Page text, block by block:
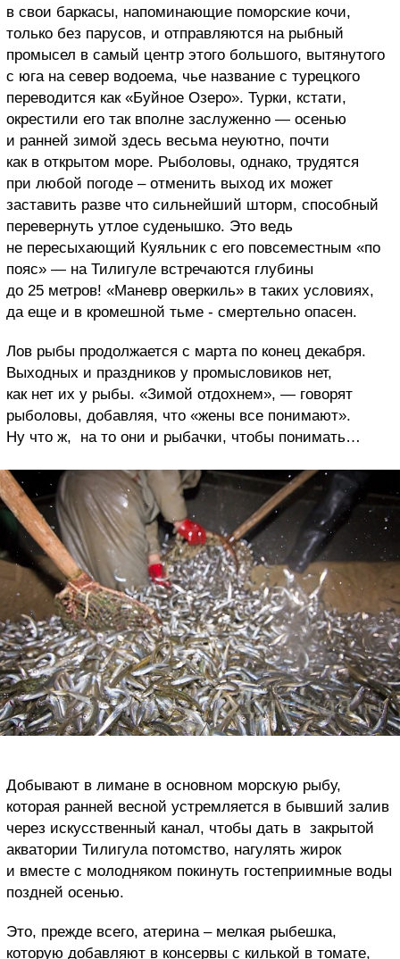
в свои баркасы, напоминающие поморские кочи,
только без парусов, и отправляются на рыбный
промысел в самый центр этого большого, вытянутого
с юга на север водоема, чье название с турецкого
переводится как «Буйное Озеро». Турки, кстати,
окрестили его так вполне заслуженно — осенью
и ранней зимой здесь весьма неуютно, почти
как в открытом море. Рыболовы, однако, трудятся
при любой погоде – отменить выход их может
заставить разве что сильнейший шторм, способный
перевернуть утлое суденышко. Это ведь
не пересыхающий Куяльник с его повсеместным «по
пояс» — на Тилигуле встречаются глубины
до 25 метров! «Маневр оверкиль» в таких условиях,
да еще и в кромешной тьме - смертельно опасен.
Лов рыбы продолжается с марта по конец декабря.
Выходных и праздников у промысловиков нет,
как нет их у рыбы. «Зимой отдохнем», — говорят
рыболовы, добавляя, что «жены все понимают».
Ну что ж, на то они и рыбачки, чтобы понимать…
Добывают в лимане в основном морскую рыбу,
которая ранней весной устремляется в бывший залив
через искусственный канал, чтобы дать в закрытой
акватории Тилигула потомство, нагулять жирок
и вместе с молодняком покинуть гостеприимные воды
поздней осенью.
Это, прежде всего, атерина – мелкая рыбешка,
которую добавляют в консервы с килькой в томате,